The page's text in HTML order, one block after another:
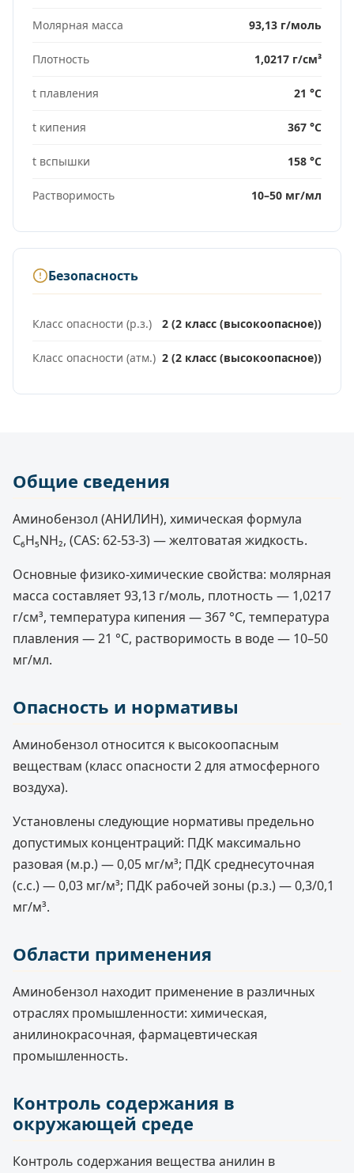
Молярная масса 93,13 г/моль
Плотность 1,0217 г/см³
t плавления 21 °C
t кипения 367 °C
t вспышки 158 °C
Растворимость 10–50 мг/мл
Безопасность
Класс опасности (р.з.) 2 (2 класс (высокоопасное))
Класс опасности (атм.) 2 (2 класс (высокоопасное))
Общие сведения
Аминобензол (АНИЛИН), химическая формула
C₆H₅NH₂, (CAS: 62-53-3) — желтоватая жидкость.
Основные физико-химические свойства: молярная
масса составляет 93,13 г/моль, плотность — 1,0217
г/см³, температура кипения — 367 °C, температура
плавления — 21 °C, растворимость в воде — 10–50
мг/мл.
Опасность и нормативы
Аминобензол относится к высокоопасным
веществам (класс опасности 2 для атмосферного
воздуха).
Установлены следующие нормативы предельно
допустимых концентраций: ПДК максимально
разовая (м.р.) — 0,05 мг/м³; ПДК среднесуточная
(с.с.) — 0,03 мг/м³; ПДК рабочей зоны (р.з.) — 0,3/0,1
мг/м³.
Области применения
Аминобензол находит применение в различных
отраслях промышленности: химическая,
анилинокрасочная, фармацевтическая
промышленность.
Контроль содержания в
окружающей среде
Контроль содержания вещества анилин в